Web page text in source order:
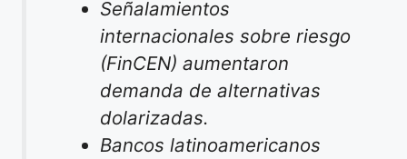
Señalamientos
internacionales sobre riesgo
(FinCEN) aumentaron
demanda de alternativas
dolarizadas.
Bancos latinoamericanos